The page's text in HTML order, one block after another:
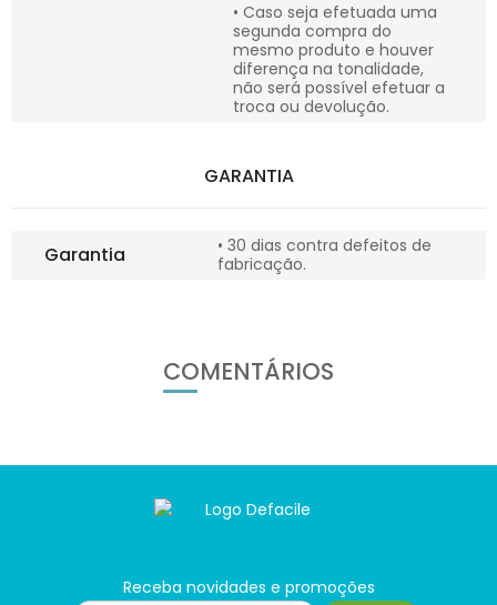
• Caso seja efetuada uma
segunda compra do
mesmo produto e houver
diferença na tonalidade,
não será possível efetuar a
troca ou devolução.
GARANTIA
Garantia
• 30 dias contra defeitos de
fabricação.
COMENTÁRIOS
Receba novidades e promoções